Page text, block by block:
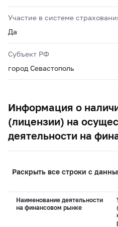
Участие в системе
Да
Субъект РФ
город Севастополь
Информация о
(лицензии) на
деятельности на
Раскрыть все строки с
Наименование деятельности
на финансовом рынке